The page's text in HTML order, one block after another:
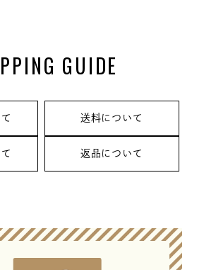
GUIDE
送料について
返品について